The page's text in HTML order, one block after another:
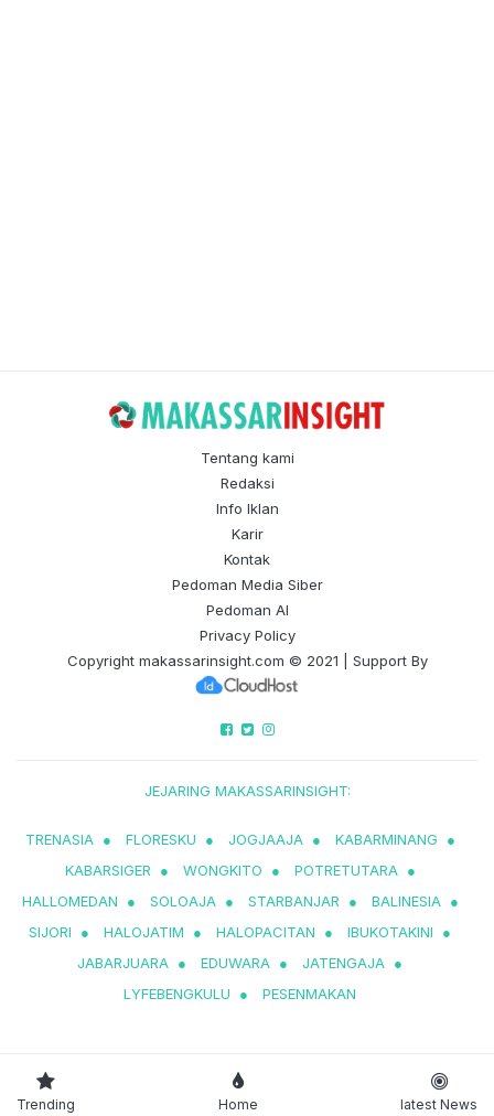
Tentang kami
Redaksi
Info Iklan
Karir
Kontak
Pedoman Media Siber
Pedoman AI
Privacy Policy
Copyright makassarinsight.com © 2021 | Support By
JEJARING MAKASSARINSIGHT:
TRENASIA ● FLORESKU ● JOGJAAJA ● KABARMINANG
●
KABARSIGER
● WONGKITO ● POTRETUTARA ●
HALLOMEDAN
● SOLOAJA ● STARBANJAR ● BALINESIA ●
SIJORI
● HALOJATIM ● HALOPACITAN ● IBUKOTAKINI
●
JABARJUARA ● EDUWARA ● JATENGAJA ●
LYFEBENGKULU
● PESENMAKAN
Trending Home latest News